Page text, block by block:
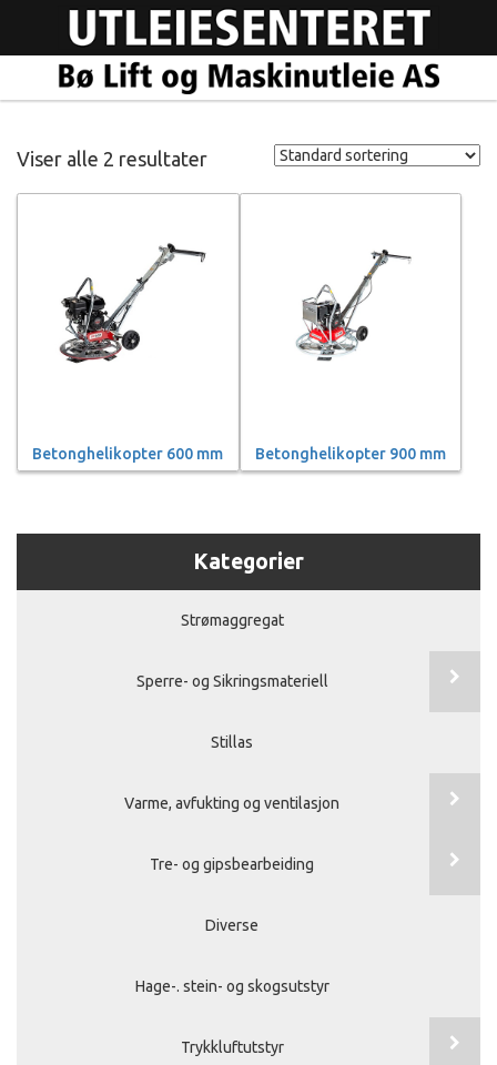
Viser alle 2 resultater
Betonghelikopter 600 mm Betonghelikopter 900 mm
Kategorier
Strømaggregat
Sperre- og Sikringsmateriell
Stillas
Varme, avfukting og ventilasjon
Tre- og gipsbearbeiding
Diverse
Hage-. stein- og skogsutstyr
Trykkluftutstyr